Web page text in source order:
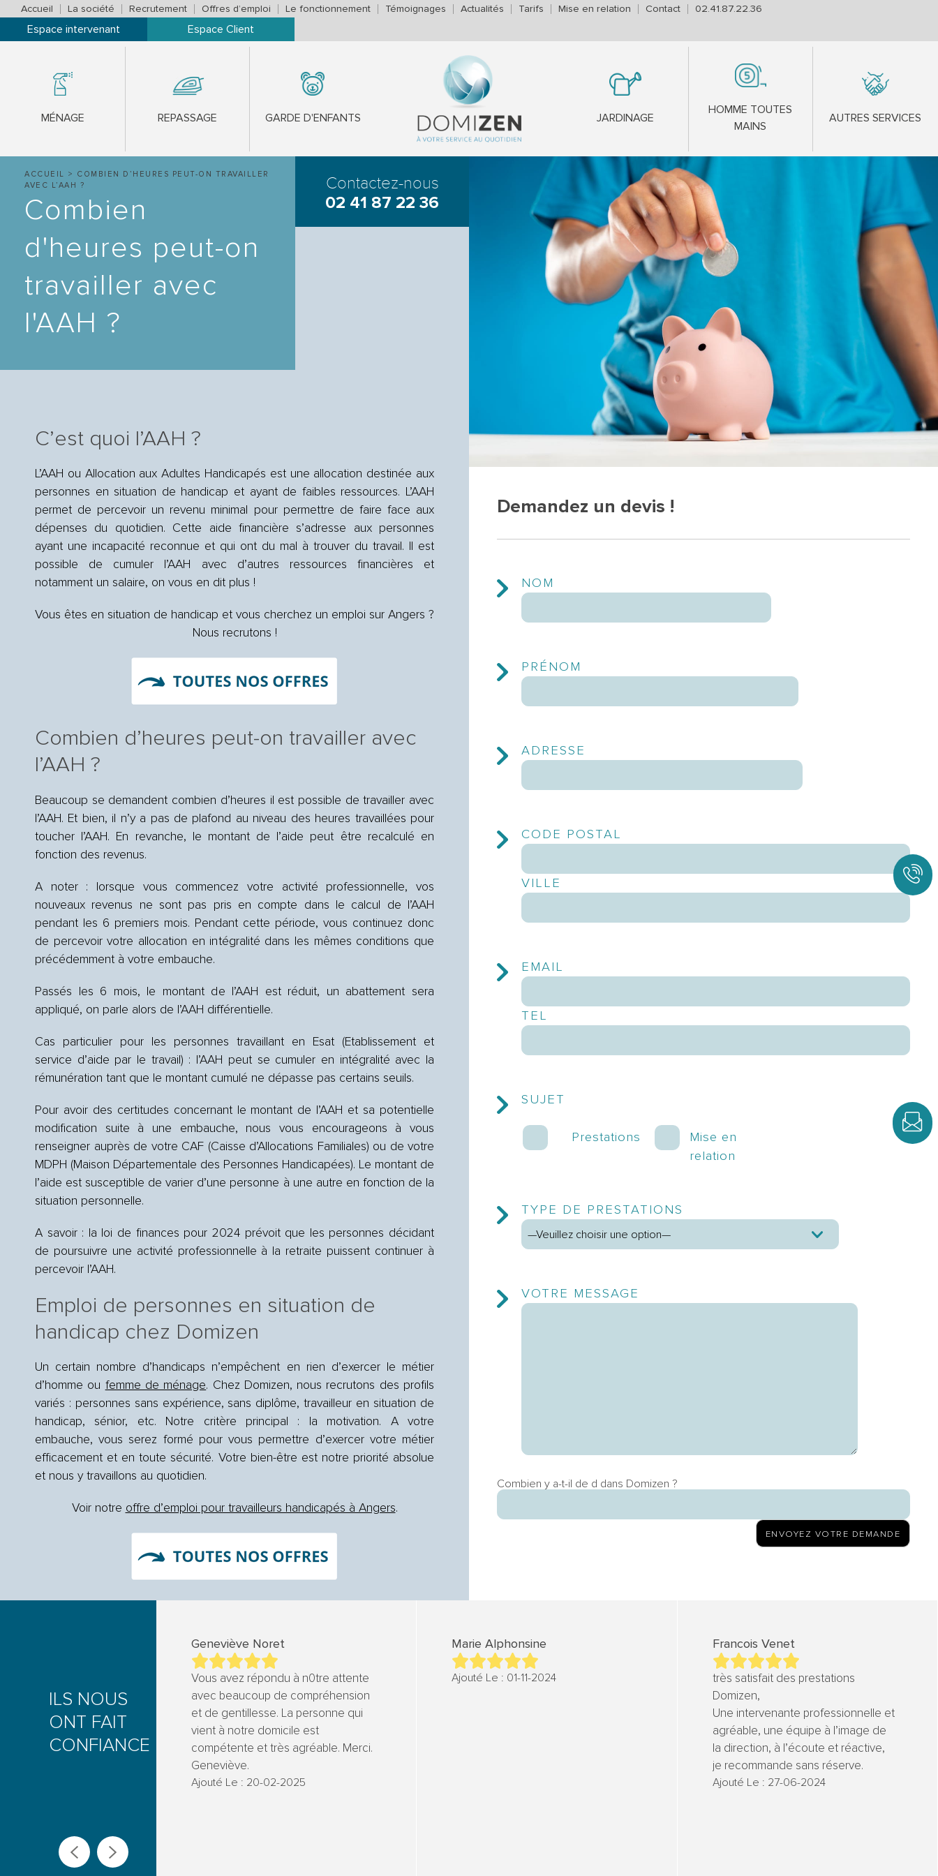
Accueil La société Recrutement Offres d’emploi Le fonctionnement Témoignages Actualités Tarifs Mise en relation Contact 02.41.87.22.36
Espace intervenant Espace Client
MÉNAGE REPASSAGE GARDE D'ENFANTS JARDINAGE
HOMME TOUTES
MAINS
AUTRES SERVICES
ACCUEIL > COMBIEN D’HEURES PEUT-ON TRAVAILLER
AVEC L’AAH ?
Combien
d'heures peut-on
travailler avec
l'AAH ?
Contactez-nous
02 41 87 22 36
C’est quoi l’AAH ?
L’AAH ou Allocation aux Adultes Handicapés est une allocation destinée aux
personnes en situation de handicap et ayant de faibles ressources. L’AAH
permet de percevoir un revenu minimal pour permettre de faire face aux
dépenses du quotidien. Cette aide financière s’adresse aux personnes
ayant une incapacité reconnue et qui ont du mal à trouver du travail. Il est
possible de cumuler l’AAH avec d’autres ressources financières et
notamment un salaire, on vous en dit plus !
Vous êtes en situation de handicap et vous cherchez un emploi sur Angers ?
Nous recrutons !
Combien d’heures peut-on travailler avec
l’AAH ?
Beaucoup se demandent combien d’heures il est possible de travailler avec
l’AAH. Et bien, il n’y a pas de plafond au niveau des heures travaillées pour
toucher l’AAH. En revanche, le montant de l’aide peut être recalculé en
fonction des revenus.
A noter : lorsque vous commencez votre activité professionnelle, vos
nouveaux revenus ne sont pas pris en compte dans le calcul de l’AAH
pendant les 6 premiers mois. Pendant cette période, vous continuez donc
de percevoir votre allocation en intégralité dans les mêmes conditions que
précédemment à votre embauche.
Passés les 6 mois, le montant de l’AAH est réduit, un abattement sera
appliqué, on parle alors de l’AAH différentielle.
Cas particulier pour les personnes travaillant en Esat (Etablissement et
service d’aide par le travail) : l’AAH peut se cumuler en intégralité avec la
rémunération tant que le montant cumulé ne dépasse pas certains seuils.
Pour avoir des certitudes concernant le montant de l’AAH et sa potentielle
modification suite à une embauche, nous vous encourageons à vous
renseigner auprès de votre CAF (Caisse d’Allocations Familiales) ou de votre
MDPH (Maison Départementale des Personnes Handicapées). Le montant de
l’aide est susceptible de varier d’une personne à une autre en fonction de la
situation personnelle.
A savoir : la loi de finances pour 2024 prévoit que les personnes décidant
de poursuivre une activité professionnelle à la retraite puissent continuer à
percevoir l’AAH.
Emploi de personnes en situation de
handicap chez Domizen
Un certain nombre d’handicaps n’empêchent en rien d’exercer le métier
d’homme ou femme de ménage. Chez Domizen, nous recrutons des profils
variés : personnes sans expérience, sans diplôme, travailleur en situation de
handicap, sénior, etc. Notre critère principal : la motivation. A votre
embauche, vous serez formé pour vous permettre d’exercer votre métier
efficacement et en toute sécurité. Votre bien-être est notre priorité absolue
et nous y travaillons au quotidien.
Voir notre offre d’emploi pour travailleurs handicapés à Angers.
Demandez un devis !
NOM
PRÉNOM
ADRESSE
CODE POSTAL
VILLE
EMAIL
TEL
SUJET
Prestations
Mise en
relation
TYPE DE PRESTATIONS
VOTRE MESSAGE
Combien y a-t-il de d dans Domizen ?
ILS NOUS
ONT FAIT
CONFIANCE
Geneviève Noret
Vous avez répondu à n0tre attente
avec beaucoup de compréhension
et de gentillesse. La personne qui
vient à notre domicile est
compétente et très agréable. Merci.
Geneviève.
Ajouté Le : 20-02-2025
Marie Alphonsine
Ajouté Le : 01-11-2024
Francois Venet
très satisfait des prestations
Domizen,
Une intervenante professionnelle et
agréable, une équipe à l’image de
la direction, à l’écoute et réactive,
je recommande sans réserve.
Ajouté Le : 27-06-2024